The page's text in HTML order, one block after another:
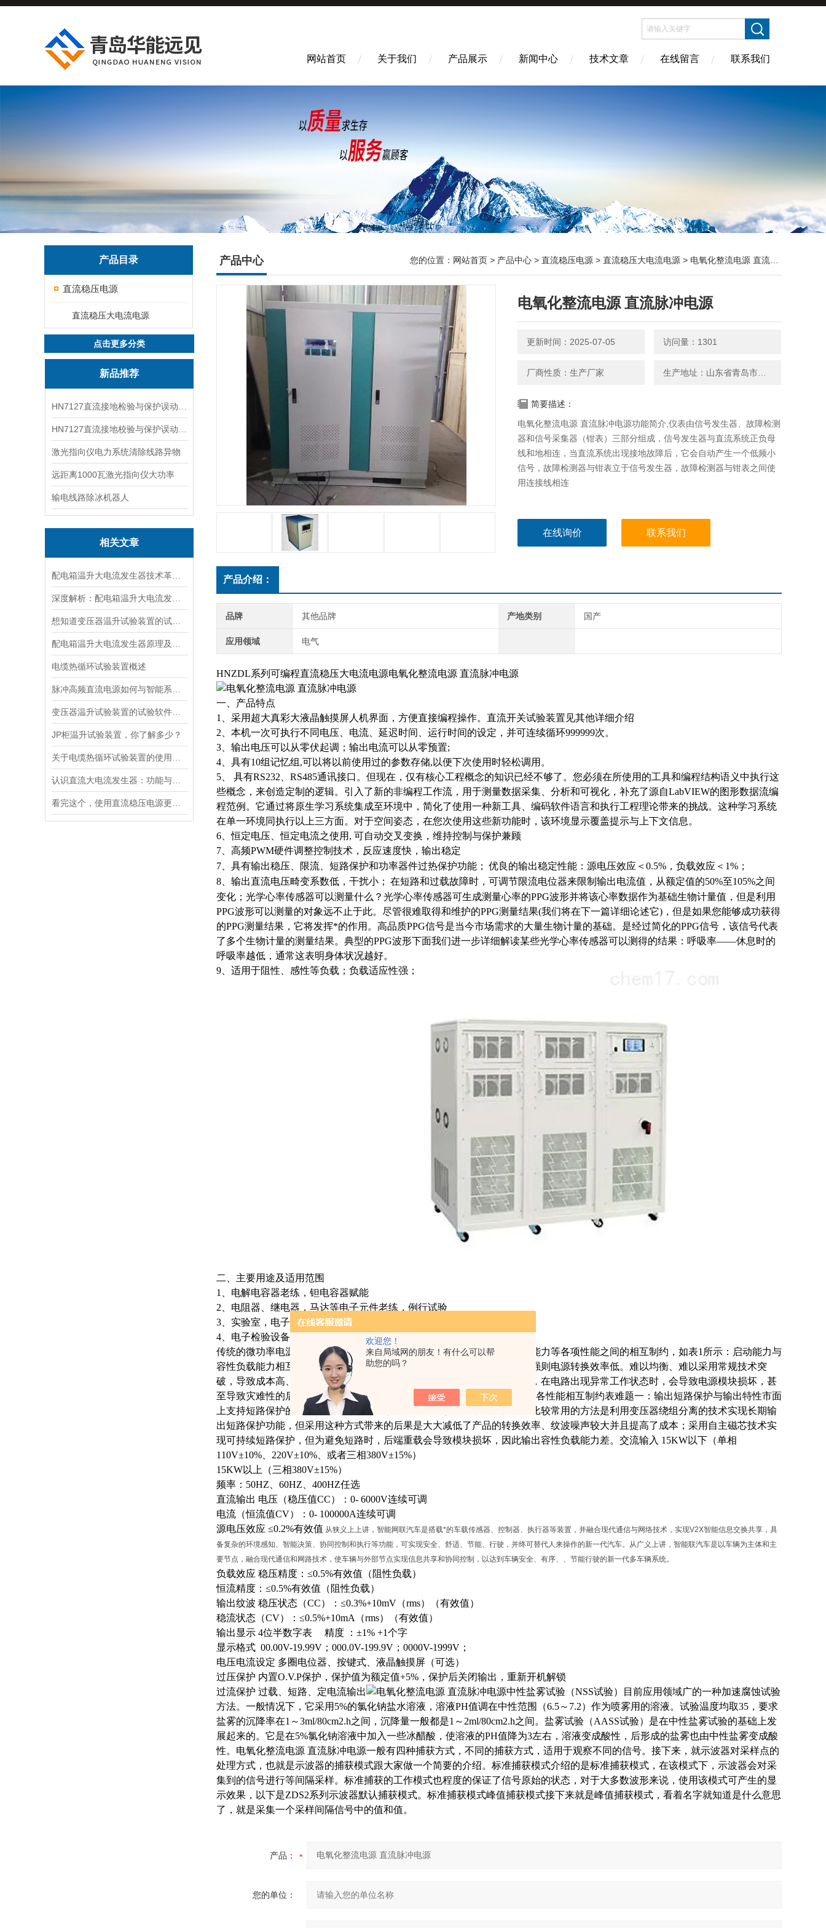
欢迎您！
来自局域网的朋友！有什么可以帮
助您的吗？
网站首页 关于我们 产品展示 新闻中心 技术文章 在线留言 联系我们
产品目录
直流稳压电源
直流稳压大电流电源
点击更多分类
新品推荐
激光指向仪电力系统清除线路异物
远距离1000瓦激光指向仪大功率
输电线路除冰机器人
相关文章
电缆热循环试验装置概述
JP柜温升试验装置，你了解多少？
产品中心 您的位置： 网站首页 > 产品中心 > 直流稳压电源 > 直流稳压大电流电源 > 电氧化整流电源 直流脉冲电源
电氧化整流电源 直流脉冲电源
更新时间：2025-07-05 访问量：1301
厂商性质：生产厂家
简要描述：
电氧化整流电源 直流脉冲电源功能简介,仪表由信号发生器、故障检测
器和信号采集器（钳表）三部分组成，信号发生器与直流系统正负母
线和地相连，当直流系统出现接地故障后，它会自动产生一个低频小
信号，故障检测器与钳表立于信号发生器，故障检测器与钳表之间使
用连接线相连
在线询价 联系我们
产品介绍：
品牌 其他品牌 产地类别 国产
应用领域 电气
HNZDL系列可编程直流稳压大电流电源电氧化整流电源 直流脉冲电源
一、产品特点
1、采用超大真彩大液晶触摸屏人机界面，方便直接编程操作。直流开关试验装置见其他详细介绍
2、本机一次可执行不同电压、电流、延迟时间、运行时间的设定，并可连续循环999999次。
3、输出电压可以从零伏起调；输出电流可以从零预置;
4、具有10组记忆组,可以将以前使用过的参数存储,以便下次使用时轻松调用。
5、 具有RS232、RS485通讯接口。但现在，仅有核心工程概念的知识已经不够了。您必须在所使用的工具和编程结构语义中执行这
些概念，来创造定制的逻辑。引入了新的非编程工作流，用于测量数据采集、分析和可视化，补充了源自LabVIEW的图形数据流编
程范例。它通过将原生学习系统集成至环境中，简化了使用一种新工具、编码软件语言和执行工程理论带来的挑战。这种学习系统
在单一环境同执行以上三方面。对于空间姿态，在您次使用这些新功能时，该环境显示覆盖提示与上下文信息。
6、恒定电压、恒定电流之使用, 可自动交叉变换，维持控制与保护兼顾
7、高频PWM硬件调整控制技术，反应速度快，输出稳定
7、具有输出稳压、限流、短路保护和功率器件过热保护功能； 优良的输出稳定性能：源电压效应＜0.5%，负载效应＜1%；
8、输出直流电压畸变系数低，干扰小； 在短路和过载故障时，可调节限流电位器来限制输出电流值，从额定值的50%至105%之间
变化；光学心率传感器可以测量什么？光学心率传感器可生成测量心率的PPG波形并将该心率数据作为基础生物计量值，但是利用
PPG波形可以测量的对象远不止于此。尽管很难取得和维护的PPG测量结果(我们将在下一篇详细论述它)，但是如果您能够成功获得
的PPG测量结果，它将发挥*的作用。高品质PPG信号是当今市场需求的大量生物计量的基础。是经过简化的PPG信号，该信号代表
了多个生物计量的测量结果。典型的PPG波形下面我们进一步详细解读某些光学心率传感器可以测得的结果：呼吸率——休息时的
呼吸率越低，通常这表明身体状况越好。
9、适用于阻性、感性等负载；负载适应性强；
二、主要用途及适用范围
1、电解电容器老练，钽电容器赋能
2、电阻器、继电器，马达等电子元件老练，例行试验
3、实验室，电子设备、自动测试设备
4、电子检验设备、生产线设备、通讯设备
传统的微功率电源模块采用自激推挽拓扑的电路，效率、容性负载、启动能力等各项性能之间的相互制约，如表1所示：启动能力与
容性负载能力相互加强作用，而与电源转换效率是相互制约的，启动能力强则电源转换效率低。难以均衡、难以采用常规技术突
破，导致成本高、性价比低；同时该拓扑结构电路是无异常工况保护功能，在电路出现异常工作状态时，会导致电源模块损坏，甚
至导致灾难性的后果，而且行业内的微功率电源模块有如下三道难题：表1各性能相互制约表难题一：输出短路保护与输出特性市面
上支持短路保护的电源主要采用两种方案，但均存在较大的缺陷：行业内比较常用的方法是利用变压器绕组分离的技术实现长期输
出短路保护功能，但采用这种方式带来的后果是大大减低了产品的转换效率、纹波噪声较大并且提高了成本；采用自主磁芯技术实
现可持续短路保护，但为避免短路时，后端重载会导致模块损坏，因此输出容性负载能力差。交流输入 15KW以下（单相
110V±10%、220V±10%、或者三相380V±15%）
15KW以上（三相380V±15%）
频率： 50HZ、60HZ、400HZ任选
直流输出 电压（稳压值CC）：0- 6000V连续可调
电流（恒流值CV）：0- 100000A连续可调
源电压效应 ≤0.2%有效值 从狭义上上讲，智能网联汽车是搭载*的车载传感器、控制器、执行器等装置，并融合现代通信与网络技术，实现V2X智能信息交换共享，具
备复杂的环境感知、智能决策、协同控制和执行等功能，可实现安全、舒适、节能、行驶，并终可替代人来操作的新一代汽车。从广义上讲，智能联汽车是以车辆为主体和主
要节点，融合现代通信和网路技术，使车辆与外部节点实现信息共享和协同控制，以达到车辆安全、有序、、节能行驶的新一代多车辆系统。
负载效应 稳压精度： ≤0.5%有效值（阻性负载）
恒流精度： ≤0.5%有效值（阻性负载）
输出纹波 稳压状态（CC）：≤0.3%+10mV（rms）（有效值）
稳流状态（CV）：≤0.5%+10mA（rms）（有效值）
输出显示 4位半数字表 精度 ：±1% +1个字
显示格式 00.00V-19.99V；000.0V-199.9V；0000V-1999V；
电压电流设定 多圈电位器、按键式、液晶触摸屏（可选）
过压保护 内置O.V.P保护，保护值为额定值+5%，保护后关闭输出，重新开机解锁
过流保护 过载、短路、定电流输出
中性盐雾试验（NSS试验）目前应用领域广的一种加速腐蚀试验
方法。一般情况下，它采用5%的氯化钠盐水溶液，溶液PH值调在中性范围（6.5～7.2）作为喷雾用的溶液。试验温度均取35，要求
盐雾的沉降率在1～3ml/80cm2.h之间，沉降量一般都是1～2ml/80cm2.h之间。盐雾试验（AASS试验）是在中性盐雾试验的基础上发
展起来的。它是在5%氯化钠溶液中加入一些冰醋酸，使溶液的PH值降为3左右，溶液变成酸性，后形成的盐雾也由中性盐雾变成酸
性。电氧化整流电源 直流脉冲电源一般有四种捕获方式，不同的捕获方式，适用于观察不同的信号。接下来，就示波器对采样点的
处理方式，也就是示波器的捕获模式跟大家做一个简要的介绍。标准捕获模式介绍的是标准捕获模式，在该模式下，示波器会对采
集到的信号进行等间隔采样。标准捕获的工作模式也程度的保证了信号原始的状态，对于大多数波形来说，使用该模式可产生的显
示效果，以下是ZDS2系列示波器默认捕获模式。标准捕获模式峰值捕获模式接下来就是峰值捕获模式，看着名字就知道是什么意思
了，就是采集一个采样间隔信号中的值和值。
产品：
您的单位：